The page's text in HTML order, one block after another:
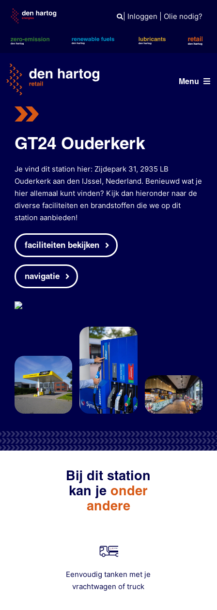
content
| Inloggen Olie nodig?
Menu
Onze merken
Nieuws
GT24 Ouderkerk
Je vind dit station hier: Zijdepark 31, 2935 LB
Ouderkerk aan den IJssel, Nederland. Benieuwd wat je
hier allemaal kunt vinden? Kijk dan hieronder naar de
diverse faciliteiten en brandstoffen die we op dit
station aanbieden!
faciliteiten bekijken
navigatie
Bij dit station
kan je onder
andere
Eenvoudig tanken met je
vrachtwagen of truck